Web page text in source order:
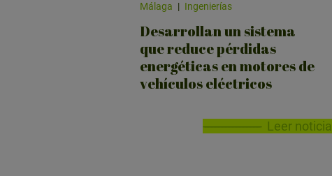
Málaga | Ingenierías
Desarrollan un sistema
que reduce pérdidas
energéticas en motores de
vehículos eléctricos
Leer noticia